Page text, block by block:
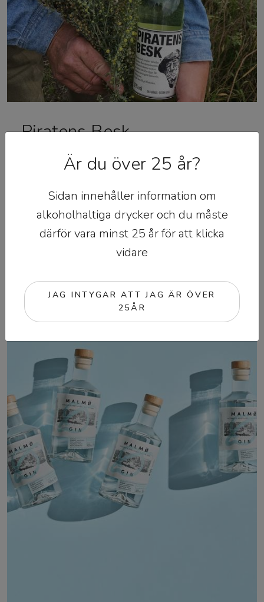
Piratens Besk
Med Malört från Västra Strö utanför Eslöv
skapar vi Piratens Besk. En mild snaps där
torkad malörtskvist får dra i ett dygn, inte
mer. Detta skapar en mild beska som
påminner om den man sätter själv.
PIRATENS BESK
Är du över 25 år?
Sidan innehåller information om
alkoholhaltiga drycker och du måste
därför vara minst 25 år för att klicka
vidare
JAG INTYGAR ATT JAG ÄR ÖVER
25ÅR